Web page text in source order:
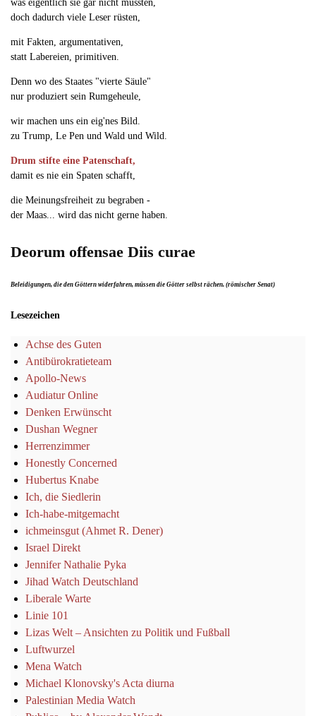
was eigentlich sie gar nicht müssten,
doch dadurch viele Leser rüsten,
mit Fakten, argumentativen,
statt Labereien, primitiven.
Denn wo des Staates "vierte Säule"
nur produziert sein Rumgeheule,
wir machen uns ein eig'nes Bild.
zu Trump, Le Pen und Wald und Wild.
Drum stifte eine Patenschaft,
damit es nie ein Spaten schafft,
die Meinungsfreiheit zu begraben -
der Maas... wird das nicht gerne haben.
Deorum offensae Diis curae
Beleidigungen, die den Göttern widerfahren, müssen die Götter selbst rächen. (römischer Senat)
Lesezeichen
Achse des Guten
Antibürokratieteam
Apollo-News
Audiatur Online
Denken Erwünscht
Dushan Wegner
Herrenzimmer
Honestly Concerned
Hubertus Knabe
Ich, die Siedlerin
Ich-habe-mitgemacht
ichmeinsgut (Ahmet R. Dener)
Israel Direkt
Jennifer Nathalie Pyka
Jihad Watch Deutschland
Liberale Warte
Linie 101
Lizas Welt – Ansichten zu Politik und Fußball
Luftwurzel
Mena Watch
Michael Klonovsky's Acta diurna
Palestinian Media Watch